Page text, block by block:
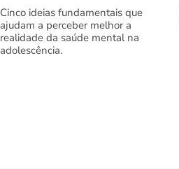
Cinco ideias fundamentais que
ajudam a perceber melhor a
realidade da saúde mental na
adolescência.